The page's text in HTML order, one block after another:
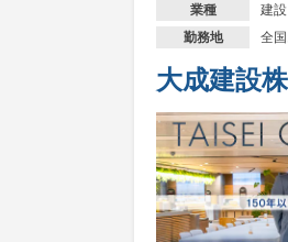
業種 建
勤務地 全
大成建設